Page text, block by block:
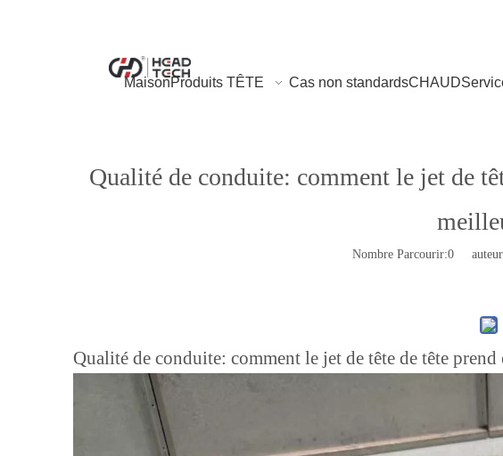
MaisonProduits TÊTE Cas non standardsCHAUD
Qualité de conduite: comment le jet de
Nombre Parcourir:0
Qualité de conduite: comment le jet de tête de tête